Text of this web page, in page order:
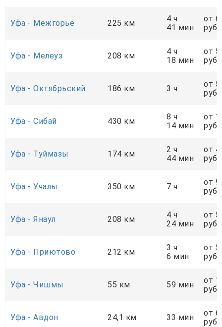
Уфа - Межгорье 225 км
4 ч
41 мин
от
руб.
Уфа - Мелеуз 208 км
4 ч
18 мин
от
руб.
Уфа - Октябрьский 186 км 3 ч
от
руб.
Уфа - Сибай 430 км
8 ч
14 мин
от
руб.
Уфа - Туймазы 174 км
2 ч
44 мин
от
руб.
Уфа - Учалы 350 км 7 ч
от
руб.
Уфа - Янаул 208 км
4 ч
24 мин
от
руб.
Уфа - Приютово 212 км
3 ч
6 мин
от
руб.
Уфа - Чишмы 55 км 59 мин
от
руб.
Уфа - Авдон 24,1 км 33 мин
от
руб.